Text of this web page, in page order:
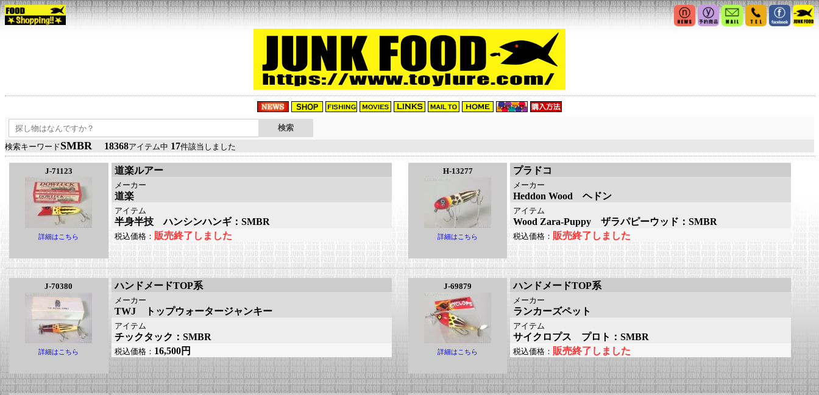
検索キーワードSMBR 18368アイテム中 17件該当しました
J-71123
詳細はこちら
道楽ルアー
メーカー
道楽
アイテム
半身半技 ハンシンハンギ：SMBR
税込価格： 販売終了しました
H-13277
詳細はこちら
プラドコ
メーカー
Heddon Wood ヘドン
アイテム
Wood Zara-Puppy ザラパピーウッド：SMBR
税込価格： 販売終了しました
J-70380
詳細はこちら
ハンドメードTOP系
メーカー
TWJ トップウォータージャンキー
アイテム
チックタック：SMBR
税込価格： 16,500円
J-69879
詳細はこちら
ハンドメードTOP系
メーカー
ランカーズペット
アイテム
サイクロプス プロト：SMBR
税込価格： 販売終了しました